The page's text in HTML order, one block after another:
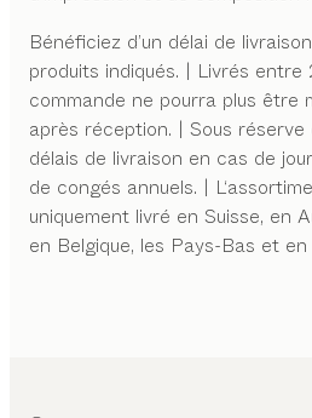
Bénéficiez d’un délai de
produits indiqués. | Livrés
commande ne pourra plus être
après réception. | Sous
délais de livraison en cas de
de congés annuels. |
uniquement livré en Suisse, en
en Belgique, les Pays-Bas et en